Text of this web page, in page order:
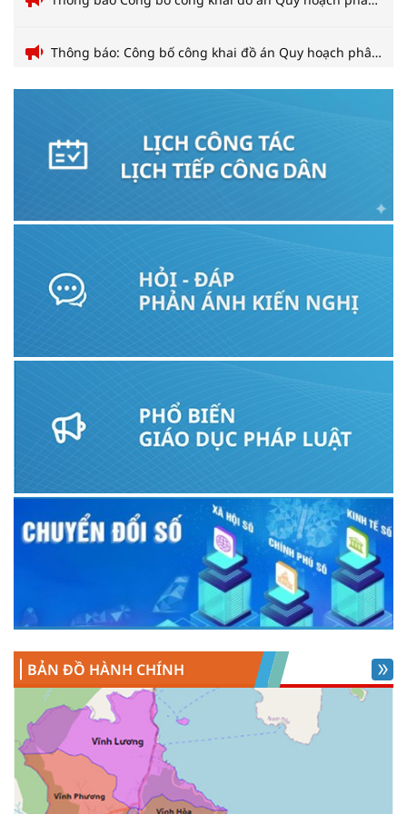
Bắc Nha Trang và phường Tây Nha Trang
PHỐ DUYÊN HẢI TIỂU DỰ ÁN NHA TRANG
bằng Trường Trung học cơ sở Quang Trung, xã Tân
bằng Khu tái định cư Tân Định, xã Tân Định, tỉnh
Khánh Hòa.
THÔNG BÁO Về việc lấy ý kiến các cá nhân, tổ chức,
1/500) Khu vực sông Tắc và sông Quán Trường, tỉnh
Thông báo Công bố công khai đồ án Quy hoạch phân
Nhất Trí, phường Bắc Nha Trang và phường Tây Nha
Trang
Thông báo: Công bố công khai đồ án Quy hoạch phân
khu (tỷ lệ 1/2000) Khu dân cư Vĩnh Phương, phường
BẢN ĐỒ HÀNH CHÍNH